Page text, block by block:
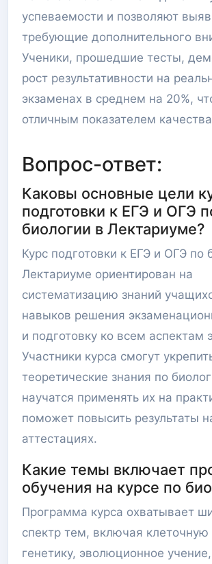
успеваемости и позволяют
требующие дополнительного
Ученики, прошедшие тесты,
рост результативности на
экзаменах в среднем на 20%,
отличным показателем
Вопрос-ответ:
Каковы основные цели
подготовки к ЕГЭ и ОГЭ
биологии в Лектариуме?
Курс подготовки к ЕГЭ и ОГЭ по
Лектариуме ориентирован на
систематизацию знаний
навыков решения
и подготовку ко всем аспектам
Участники курса смогут
теоретические знания по
научатся применять их на
поможет повысить результаты
аттестациях.
Какие темы включает
обучения на курсе по
Программа курса охватывает
спектр тем, включая
генетику, эволюционное учение,